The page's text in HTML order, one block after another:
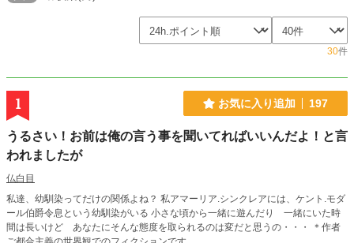
30件
1 お気に入り追加 197
うるさい！お前は俺の言う事を聞いてればいいんだよ！と言
われましたが
仏白目
私達、幼馴染ってだけの関係よね？ 私アマーリア.シンクレアには、ケント.モダ
ール伯爵令息という幼馴染がいる 小さな頃から一緒に遊んだり 一緒にいた時
間は長いけど あなたにそんな態度を取られるのは変だと思うの・・・ ＊作者